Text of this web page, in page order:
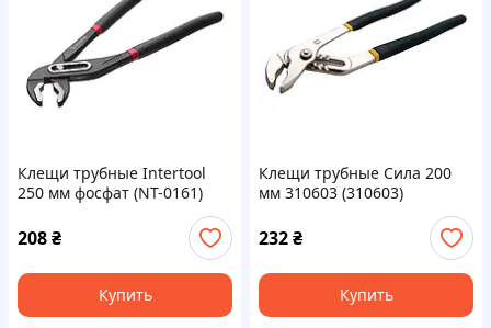
Клещи трубные Intertool
250 мм фосфат (NT-0161)
208₴
Купить
Клещи трубные Сила 200
мм 310603 (310603)
232₴
Купить